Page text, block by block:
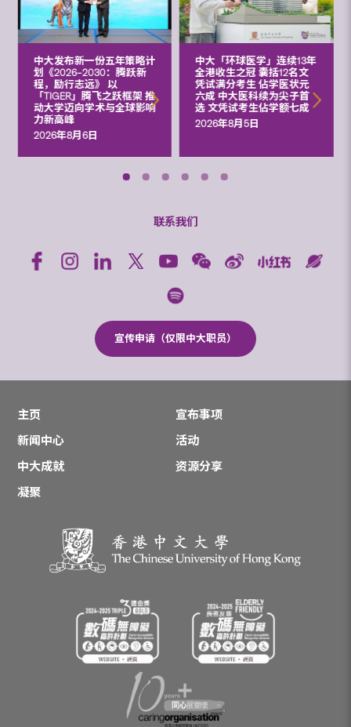
中大发布新一份五年策略计
划《2026‒2030：腾跃新
程，励行志远》 以
「TIGER」腾飞之跃框架 推
动大学迈向学术与全球影响
力新高峰
2026年8月6日
中大「环球医学」连续13年
全港收生之冠 囊括12名文
凭试满分考生 佔学医状元
六成 中大医科续为尖子首
选 文凭试考生佔学额七成
2026年8月5日
联系我们
宣传申请（仅限中大职员）
主页
宣布事项
新闻中心
活动
中大成就
资源分享
凝聚